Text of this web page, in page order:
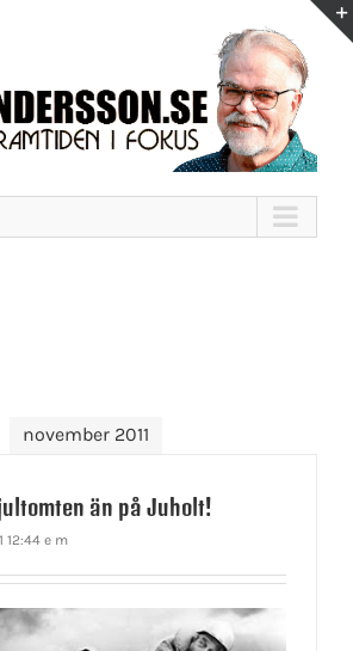
november 2011
än på Juholt!
12:44 e m